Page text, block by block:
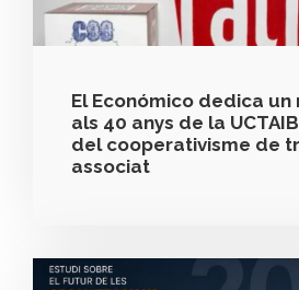
El Económico dedica
als 40 anys de la
del cooperativisme de
associat